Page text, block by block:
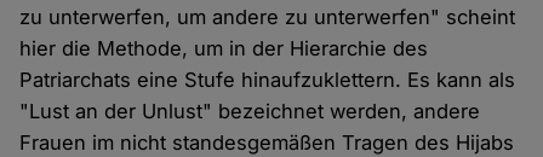
zu unterwerfen, um andere zu unterwerfen" scheint
hier die Methode, um in der Hierarchie des
Patriarchats eine Stufe hinaufzuklettern. Es kann als
"Lust an der Unlust" bezeichnet werden, andere
Frauen im nicht standesgemäßen Tragen des Hijabs